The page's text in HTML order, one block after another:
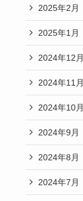
2025年2月
2025年1月
2024年12月
2024年11月
2024年10月
2024年9月
2024年8月
2024年7月